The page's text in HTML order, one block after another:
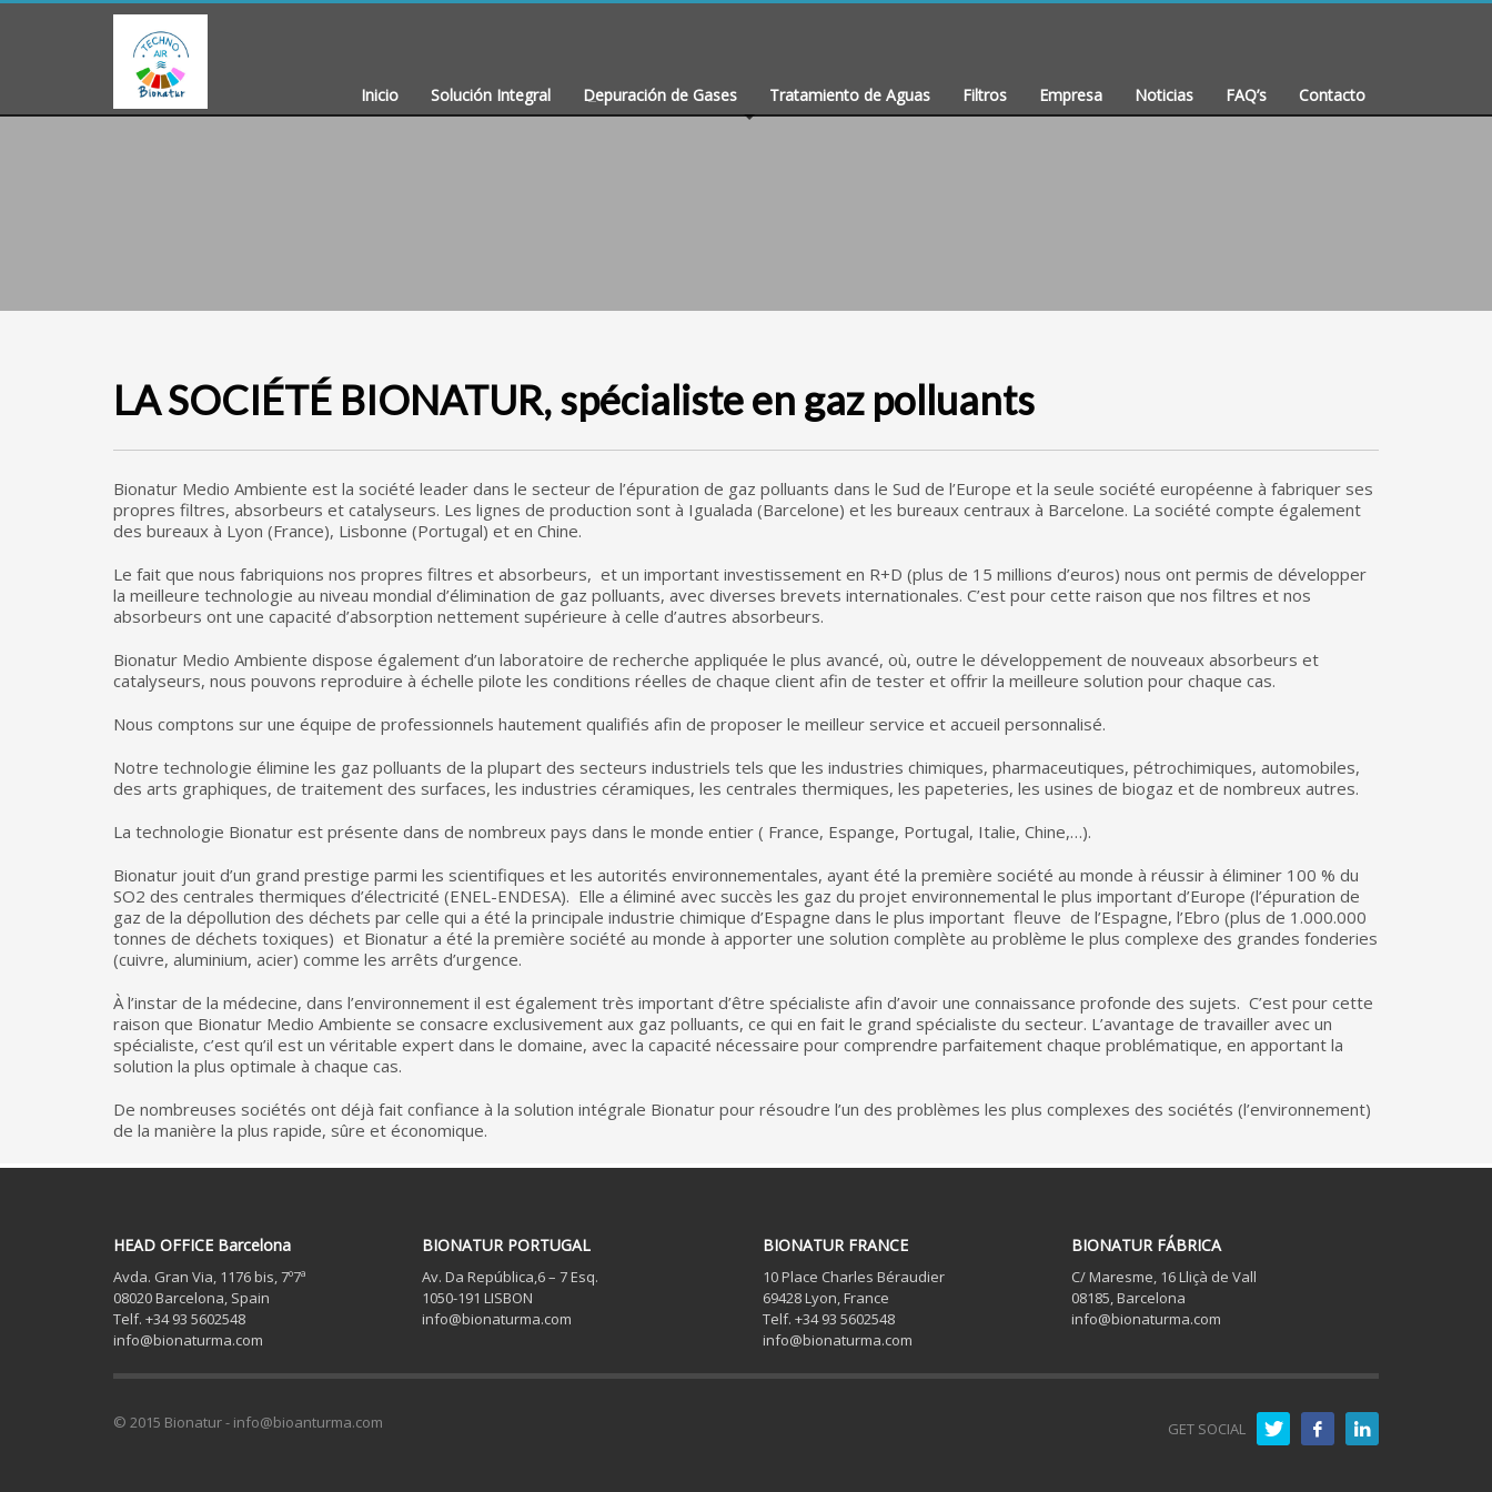
Inicio Solución Integral Depuración de Gases Tratamiento de Aguas Filtros Empresa Noticias FAQ’s Contacto
LA SOCIÉTÉ BIONATUR, spécialiste en gaz polluants
Bionatur Medio Ambiente est la société leader dans le secteur de l’épuration de gaz polluants dans le Sud de l’Europe et la seule société européenne à fabriquer ses
propres filtres, absorbeurs et catalyseurs. Les lignes de production sont à Igualada (Barcelone) et les bureaux centraux à Barcelone. La société compte également
des bureaux à Lyon (France), Lisbonne (Portugal) et en Chine.
Le fait que nous fabriquions nos propres filtres et absorbeurs, et un important investissement en R+D (plus de 15 millions d’euros) nous ont permis de développer
la meilleure technologie au niveau mondial d’élimination de gaz polluants, avec diverses brevets internationales. C’est pour cette raison que nos filtres et nos
absorbeurs ont une capacité d’absorption nettement supérieure à celle d’autres absorbeurs.
Bionatur Medio Ambiente dispose également d’un laboratoire de recherche appliquée le plus avancé, où, outre le développement de nouveaux absorbeurs et
catalyseurs, nous pouvons reproduire à échelle pilote les conditions réelles de chaque client afin de tester et offrir la meilleure solution pour chaque cas.
Nous comptons sur une équipe de professionnels hautement qualifiés afin de proposer le meilleur service et accueil personnalisé.
Notre technologie élimine les gaz polluants de la plupart des secteurs industriels tels que les industries chimiques, pharmaceutiques, pétrochimiques, automobiles,
des arts graphiques, de traitement des surfaces, les industries céramiques, les centrales thermiques, les papeteries, les usines de biogaz et de nombreux autres.
La technologie Bionatur est présente dans de nombreux pays dans le monde entier ( France, Espange, Portugal, Italie, Chine,…).
Bionatur jouit d’un grand prestige parmi les scientifiques et les autorités environnementales, ayant été la première société au monde à réussir à éliminer 100 % du
SO2 des centrales thermiques d’électricité (ENEL-ENDESA). Elle a éliminé avec succès les gaz du projet environnemental le plus important d’Europe (l’épuration de
gaz de la dépollution des déchets par celle qui a été la principale industrie chimique d’Espagne dans le plus important fleuve de l’Espagne, l’Ebro (plus de 1.000.000
tonnes de déchets toxiques) et Bionatur a été la première société au monde à apporter une solution complète au problème le plus complexe des grandes fonderies
(cuivre, aluminium, acier) comme les arrêts d’urgence.
À l’instar de la médecine, dans l’environnement il est également très important d’être spécialiste afin d’avoir une connaissance profonde des sujets. C’est pour cette
raison que Bionatur Medio Ambiente se consacre exclusivement aux gaz polluants, ce qui en fait le grand spécialiste du secteur. L’avantage de travailler avec un
spécialiste, c’est qu’il est un véritable expert dans le domaine, avec la capacité nécessaire pour comprendre parfaitement chaque problématique, en apportant la
solution la plus optimale à chaque cas.
De nombreuses sociétés ont déjà fait confiance à la solution intégrale Bionatur pour résoudre l’un des problèmes les plus complexes des sociétés (l’environnement)
de la manière la plus rapide, sûre et économique.
HEAD OFFICE Barcelona
Avda. Gran Via, 1176 bis, 7º7ª
08020 Barcelona, Spain
Telf. +34 93 5602548
info@bionaturma.com
BIONATUR PORTUGAL
Av. Da República,6 – 7 Esq.
1050-191 LISBON
info@bionaturma.com
BIONATUR FRANCE
10 Place Charles Béraudier
69428 Lyon, France
Telf. +34 93 5602548
info@bionaturma.com
BIONATUR FÁBRICA
C/ Maresme, 16 Lliçà de Vall
08185, Barcelona
info@bionaturma.com
GET SOCIAL
© 2015 Bionatur - info@bioanturma.com